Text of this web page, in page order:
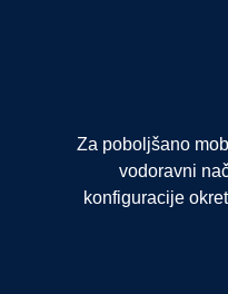
Za poboljšano
vodoravni
konfiguracije